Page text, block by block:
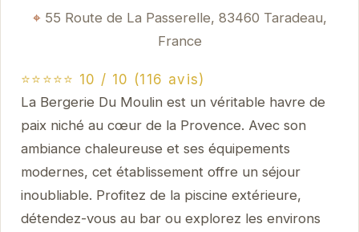
55 Route de La Passerelle, 83460 Taradeau,
France
⭐⭐⭐⭐⭐ 10 / 10 (116 avis)
La Bergerie Du Moulin est un véritable havre de
paix niché au cœur de la Provence. Avec son
ambiance chaleureuse et ses équipements
modernes, cet établissement offre un séjour
inoubliable. Profitez de la piscine extérieure,
détendez-vous au bar ou explorez les environs